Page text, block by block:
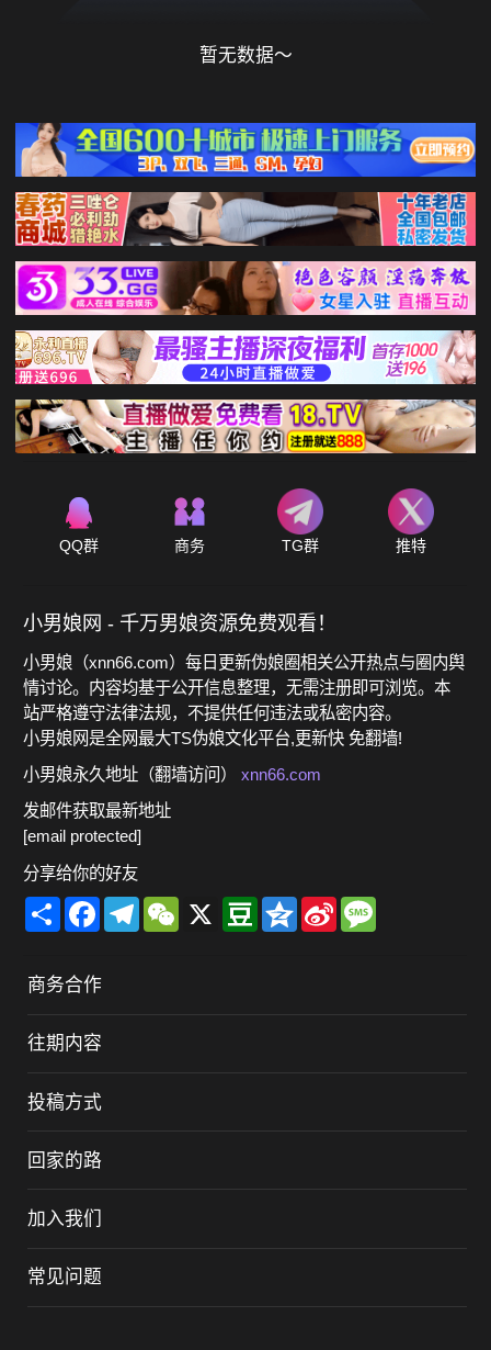
暂无数据～
QQ群 商务 TG群 推特
小男娘网 - 千万男娘资源免费观看！
小男娘（xnn66.com）每日更新伪娘圈相关公开热点与圈内舆
情讨论。内容均基于公开信息整理，无需注册即可浏览。本
站严格遵守法律法规，不提供任何违法或私密内容。
小男娘网是全网最大TS伪娘文化平台,更新快 免翻墙!
小男娘永久地址（翻墙访问） xnn66.com
发邮件获取最新地址
[email protected]
分享给你的好友
Share FacebookTelegramWeChat
X DoubanQzoneSina
Weibo
Message
商务合作
往期内容
投稿方式
回家的路
加入我们
常见问题